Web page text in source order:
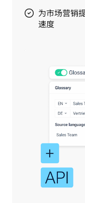
为市场营销
速度